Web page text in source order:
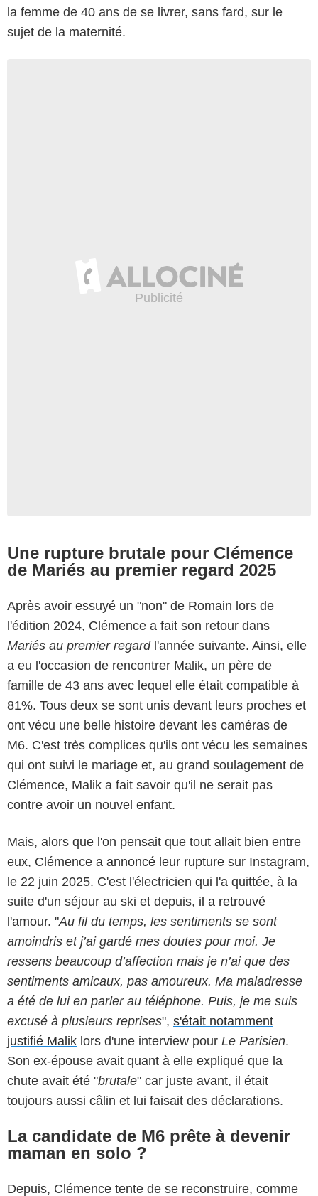
la femme de 40 ans de se livrer, sans fard, sur le
sujet de la maternité.
Une rupture brutale pour Clémence
de Mariés au premier regard 2025
Après avoir essuyé un "non" de Romain lors de
l'édition 2024, Clémence a fait son retour dans
Mariés au premier regardl'année suivante. Ainsi, elle
a eu l'occasion de rencontrer Malik, un père de
famille de 43 ans avec lequel elle était compatible à
81%. Tous deux se sont unis devant leurs proches et
ont vécu une belle histoire devant les caméras de
M6. C'est très complices qu'ils ont vécu les semaines
qui ont suivi le mariage et, au grand soulagement de
Clémence, Malik a fait savoir qu'il ne serait pas
contre avoir un nouvel enfant.
Mais, alors que l'on pensait que tout allait bien entre
eux, Clémence a annoncé leur rupture sur Instagram,
le 22 juin 2025. C'est l'électricien qui l'a quittée, à la
suite d'un séjour au ski et depuis, il a retrouvé
l'amour. "Au fil du temps, les sentiments se sont
amoindris et j’ai gardé mes doutes pour moi. Je
ressens beaucoup d’affection mais je n’ai que des
sentiments amicaux, pas amoureux. Ma maladresse
a été de lui en parler au téléphone. Puis, je me suis
excusé à plusieurs reprises", s'était notamment
justifié Malik lors d'une interview pour Le Parisien.
Son ex-épouse avait quant à elle expliqué que la
chute avait été "brutale" car juste avant, il était
toujours aussi câlin et lui faisait des déclarations.
La candidate de M6 prête à devenir
maman en solo ?
Depuis, Clémence tente de se reconstruire, comme